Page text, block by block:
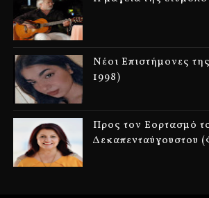
Νέοι Επιστήμονες
1998)
Προς τον Εορτασμό
Δεκαπενταύγουστου